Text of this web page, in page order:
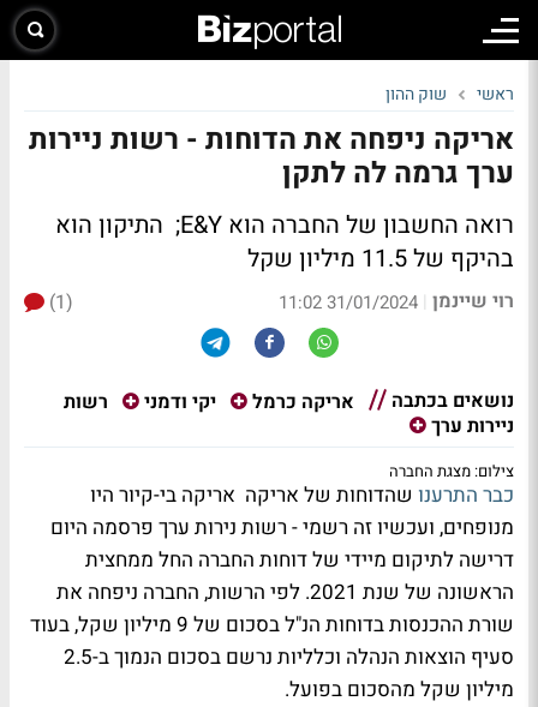
ראשי שוק ההון
אריקה ניפחה את הדוחות - רשות ניירות
ערך גרמה לה לתקן
רואה החשבון של החברה הוא E&Y; התיקון הוא
בהיקף של 11.5 מיליון שקל
רוי שיינמן |
31/01/2024 11:02
(1)
נושאים בכתבה אריקה כרמל יקי ודמני
רשות
ניירות ערך
צילום: מצגת החברה
כבר התרענו שהדוחות של אריקה אריקה בי-קיור היו
מנופחים, ועכשיו זה רשמי - רשות נירות ערך פרסמה היום
דרישה לתיקום מיידי של דוחות החברה החל ממחצית
הראשונה של שנת 2021. לפי הרשות, החברה ניפחה את
שורת ההכנסות בדוחות הנ"ל בסכום של 9 מיליון שקל, בעוד
סעיף הוצאות הנהלה וכלליות נרשם בסכום הנמוך ב-2.5
מיליון שקל מהסכום בפועל.